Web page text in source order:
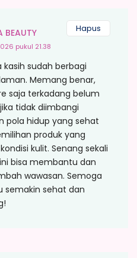
BEAUTY
pukul 21.38
kasih sudah berbagi
Memang benar,
saja terkadang belum
tidak diimbangi
pola hidup yang sehat
produk yang
kulit. Senang sekali
bisa membantu dan
wawasan. Semoga
semakin sehat dan
Hapus